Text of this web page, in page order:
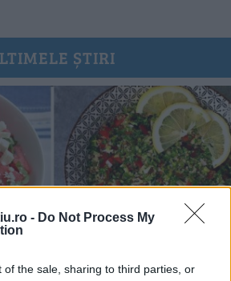
- Do Not Process My
of the sale, sharing to third parties, or
ȘTIRI